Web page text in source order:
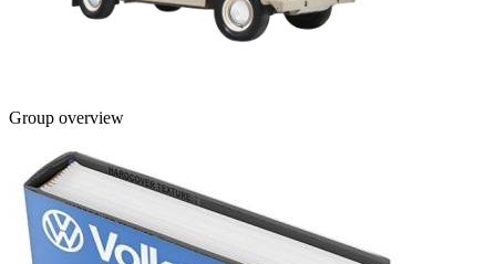
Group overview